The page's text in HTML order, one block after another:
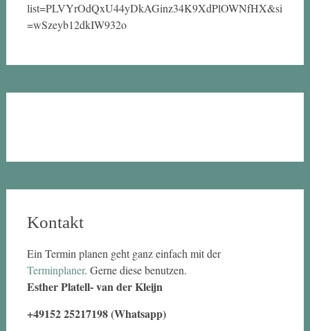
list=PLVYrOdQxU44yDkAGinz34K9XdPlOWNfHX&si
=wSzeyb12dkIW932o
Kontakt
Ein Termin planen geht ganz einfach mit der
Terminplaner. Gerne diese benutzen.
Esther Platell- van der Kleijn
+49152 25217198 (Whatsapp)